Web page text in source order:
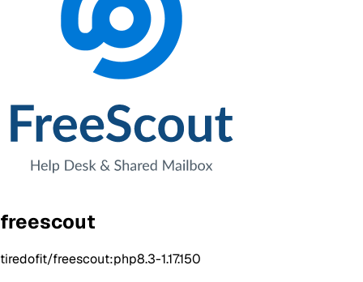
freescout
tiredofit/freescout:php8.3-1.17.150